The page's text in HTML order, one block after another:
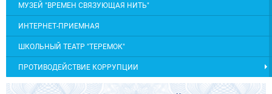
МУЗЕЙ "ВРЕМЕН СВЯЗУЮЩАЯ НИТЬ"
ИНТЕРНЕТ-ПРИЕМНАЯ
ШКОЛЬНЫЙ ТЕАТР "ТЕРЕМОК"
ПРОТИВОДЕЙСТВИЕ КОРРУПЦИИ